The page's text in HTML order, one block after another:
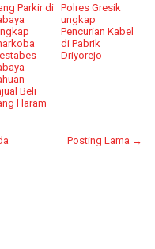
Parkir di
Beli
Haram
Polres Gresik
ungkap
Pencurian Kabel
di Pabrik
Driyorejo
Posting Lama →